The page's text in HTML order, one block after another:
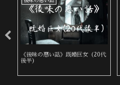
《後味の悪い話》既婚巨女（20代
後半）